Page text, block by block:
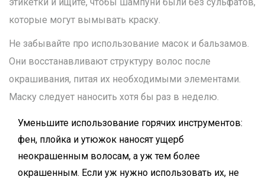
которые могут вымывать краску.
Не забывайте про использование масок и бальзамов.
Они восстанавливают структуру волос после
окрашивания, питая их необходимыми элементами.
Маску следует наносить хотя бы раз в неделю.
Уменьшите использование горячих инструментов:
фен, плойка и утюжок наносят ущерб
неокрашенным волосам, а уж тем более
окрашенным. Если уж нужно использовать их, не